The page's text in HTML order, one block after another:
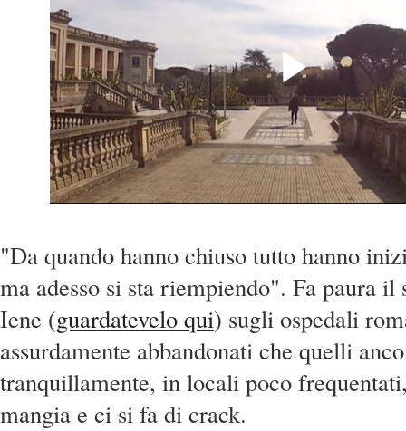
"Da quando hanno chiuso tutto hanno
ma adesso si sta riempiendo". Fa paura
Iene (guardatevelo qui) sugli ospedali
assurdamente abbandonati che quelli
tranquillamente, in locali poco
mangia e ci si fa di crack.